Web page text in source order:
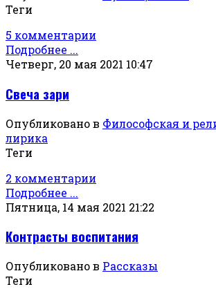
Теги
5 комментарии
Подробнее ...
Четверг, 20 мая 2021 10:47
Свеча зари
Опубликовано в Философская и
лирика
Теги
2 комментарии
Подробнее ...
Пятница, 14 мая 2021 21:22
Контрасты воспитания
Опубликовано в Рассказы
Теги